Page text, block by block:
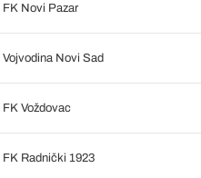
FK Novi Pazar
Vojvodina Novi Sad
FK Voždovac
FK Radnički 1923